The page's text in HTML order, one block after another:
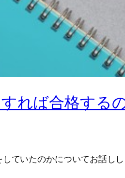
れば合格する
ていたのかについてお話しし